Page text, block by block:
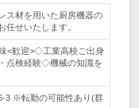
ス材を用いた厨房機器の
任せいたします。
<歓迎>◇工業高校ご出身
点検経験◇機械の知識を
3 ※転勤の可能性あり(群